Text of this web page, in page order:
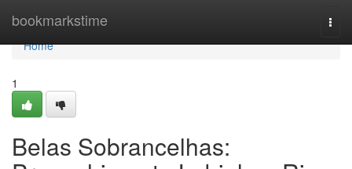
bookmarkstime
Home
Home
1
Belas Sobrancelhas: